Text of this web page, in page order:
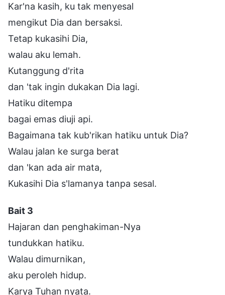
Kar'na kasih, ku tak menyesal
mengikut Dia dan bersaksi.
Tetap kukasihi Dia,
walau aku lemah.
Kutanggung d'rita
dan 'tak ingin dukakan Dia lagi.
Hatiku ditempa
bagai emas diuji api.
Bagaimana tak kub'rikan hatiku untuk Dia?
Walau jalan ke surga berat
dan 'kan ada air mata,
Kukasihi Dia s'lamanya tanpa sesal.
Bait 3
Hajaran dan penghakiman-Nya
tundukkan hatiku.
Walau dimurnikan,
aku peroleh hidup.
Karya Tuhan nyata.